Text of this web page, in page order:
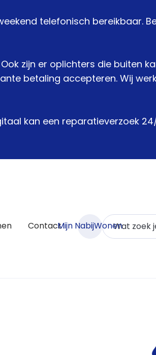
telefonisch bereikbaar.
zijn er oplichters die buiten
betaling accepteren. Wij
kan een reparatieverzoek
ContactMijn NabijWonen